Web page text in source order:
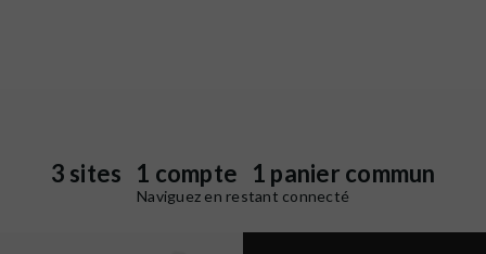
3 sites 1 compte 1 panier commun
Naviguez en restant connecté